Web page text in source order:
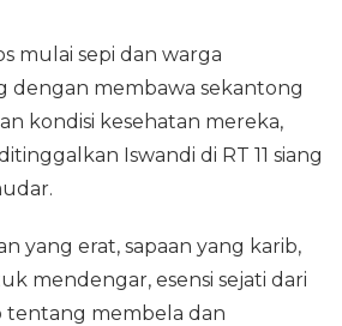
mulai sepi dan warga
dengan membawa sekantong
kondisi kesehatan mereka,
Iswandi di RT 11 siang
yang erat, sapaan yang karib,
mendengar, esensi sejati dari
tentang membela dan